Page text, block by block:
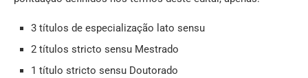
3 títulos de especialização lato sensu
2 títulos stricto sensu Mestrado
1 título stricto sensu Doutorado